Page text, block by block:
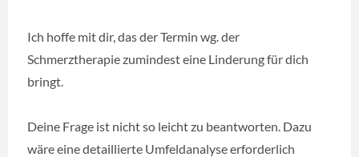
Ich hoffe mit dir, das der Termin wg. der
Schmerztherapie zumindest eine Linderung für dich
bringt.
Deine Frage ist nicht so leicht zu beantworten. Dazu
wäre eine detaillierte Umfeldanalyse erforderlich